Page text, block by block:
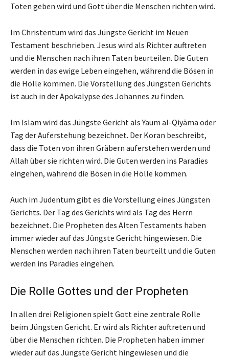
Toten geben wird und Gott über die Menschen richten wird.
Im Christentum wird das Jüngste Gericht im Neuen
Testament beschrieben. Jesus wird als Richter auftreten
und die Menschen nach ihren Taten beurteilen. Die Guten
werden in das ewige Leben eingehen, während die Bösen in
die Hölle kommen. Die Vorstellung des Jüngsten Gerichts
ist auch in der Apokalypse des Johannes zu finden.
Im Islam wird das Jüngste Gericht als Yaum al-Qiyāma oder
Tag der Auferstehung bezeichnet. Der Koran beschreibt,
dass die Toten von ihren Gräbern auferstehen werden und
Allah über sie richten wird. Die Guten werden ins Paradies
eingehen, während die Bösen in die Hölle kommen.
Auch im Judentum gibt es die Vorstellung eines Jüngsten
Gerichts. Der Tag des Gerichts wird als Tag des Herrn
bezeichnet. Die Propheten des Alten Testaments haben
immer wieder auf das Jüngste Gericht hingewiesen. Die
Menschen werden nach ihren Taten beurteilt und die Guten
werden ins Paradies eingehen.
Die Rolle Gottes und der Propheten
In allen drei Religionen spielt Gott eine zentrale Rolle
beim Jüngsten Gericht. Er wird als Richter auftreten und
über die Menschen richten. Die Propheten haben immer
wieder auf das Jüngste Gericht hingewiesen und die